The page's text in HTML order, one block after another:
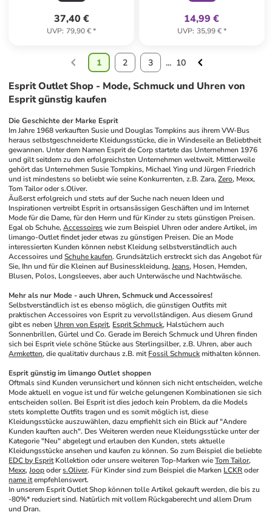
37,40 €
UVP: 79,90 €*
14,99 €
UVP: 35,99 €*
1 2 3 ... 10
Esprit Outlet Shop - Mode, Schmuck und Uhren von
Esprit günstig kaufen
Die Geschichte der Marke Esprit
Im Jahre 1968 verkauften Susie und Douglas Tompkins aus ihrem VW-Bus
heraus selbstgeschneiderte Kleidungsstücke, die in Windeseile an Beliebtheit
gewannen. Unter dem Namen Esprit de Corp startete das Unternehmen 1976
und gilt seitdem zu den erfolgreichsten Unternehmen weltweit. Mittlerweile
gehört das Unternehmen Susie Tompkins, Michael Ying und Jürgen Friedrich
und ist mindestens so beliebt wie seine Konkurrenten, z.B. Zara, Zero, Mexx,
Tom Tailor oder s.Oliver.
Äußerst erfolgreich und stets auf der Suche nach neuen Ideen und
Inspirationen vertreibt Esprit in ortsansässigen Geschäften und im Internet
Mode für die Dame, für den Herrn und für Kinder zu stets günstigen Preisen.
Egal ob Schuhe, Accessoires wie zum Beispiel Uhren oder andere Artikel, im
limango-Outlet findet jeder etwas zu günstigen Preisen. Die an Mode
interessierten Kunden können nebst Kleidung selbstverständlich auch
Accessoires und Schuhe kaufen. Grundsätzlich erstreckt sich das Angebot für
Sie, Ihn und für die Kleinen auf Businesskleidung, Jeans, Hosen, Hemden,
Blusen, Polos, Longsleeves, aber auch Unterwäsche und Nachtwäsche.
Mehr als nur Mode - auch Uhren, Schmuck und Accessoires!
Selbstverständlich ist es ebenso möglich, die günstigen Outfits mit
praktischen Accessoires von Esprit zu vervollständigen. Aus diesem Grund
gibt es neben Uhren von Esprit, Esprit Schmuck, Halstüchern auch
Sonnenbrillen, Gürtel und Co. Gerade im Bereich Schmuck und Uhren finden
Armketten, die qualitativ durchaus z.B. mit Fossil Schmuck mithalten können.
Esprit günstig im limango Outlet shoppen
Oftmals sind Kunden verunsichert und können sich nicht entscheiden, welche
Mode aktuell en vogue ist und für welche gelungenen Kombinationen sie sich
entscheiden sollen. Bei Esprit ist dies jedoch kein Problem, da die Models
stets komplette Outfits tragen und es somit möglich ist, diese
Kleidungsstücke auszuwählen, dazu empfiehlt sich ein Blick auf "Andere
Kunden kauften auch". Des Weiteren werden neue Kleidungsstücke unter der
Kategorie "Neu" abgelegt und erlauben den Kunden, stets aktuelle
EDC by Esprit Kollektion oder unsere weiteren Top-Marken wie Tom Tailor
Mexx, Joop oder s.Oliver. Für Kinder sind zum Beispiel die Marken LCKR
oder
name it empfehlenswert.
In unserem Esprit Outlet Shop können tolle Artikel gekauft werden, die bis zu
-80%* reduziert sind. Natürlich mit vollem Rückgaberecht und allem Drum
und Dran.